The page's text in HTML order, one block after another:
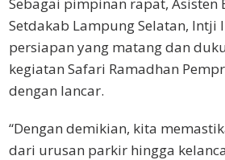
Setdakab Lampung Selatan,
persiapan yang matang dan
kegiatan Safari Ramadhan
dengan lancar.
“Dengan demikian, kita
dari urusan parkir hingga